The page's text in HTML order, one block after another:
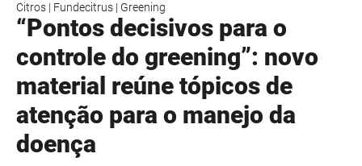
Citros | Fundecitrus | Greening
“Pontos decisivos para o
controle do greening”: novo
material reúne tópicos de
atenção para o manejo da
doença